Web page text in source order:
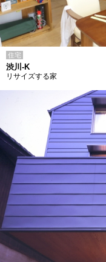
住宅
渋川-K
リサイズする家